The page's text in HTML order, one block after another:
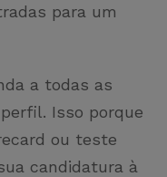
para um
a todas as
Isso porque
ou teste
candidatura à